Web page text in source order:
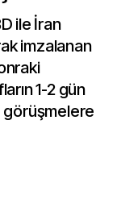
ile İran
imzalanan
1-2 gün